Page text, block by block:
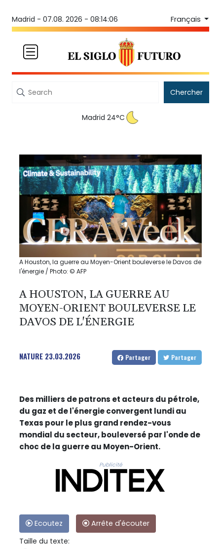
Madrid - 07.08. 2026 - 08:14:06 Français
Chercher
Madrid 24°C
A Houston, la guerre au Moyen-Orient bouleverse le Davos de
l'énergie / Photo: © AFP
A HOUSTON, LA GUERRE AU
MOYEN-ORIENT BOULEVERSE LE
DAVOS DE L'ÉNERGIE
NATURE 23.03.2026 Partager Partager
Des milliers de patrons et acteurs du pétrole,
du gaz et de l'énergie convergent lundi au
Texas pour le plus grand rendez-vous
mondial du secteur, bouleversé par l'onde de
choc de la guerre au Moyen-Orient.
Publicité
Ecoutez
Arrête d'écouter
Taille du texte: